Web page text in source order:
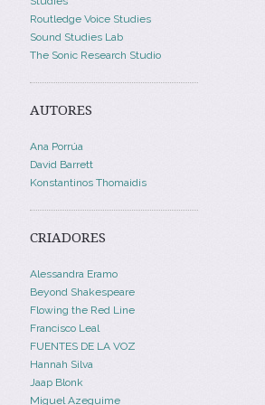
Routledge Voice Studies
Sound Studies Lab
The Sonic Research Studio
AUTORES
Ana Porrúa
David Barrett
Konstantinos Thomaidis
CRIADORES
Alessandra Eramo
Beyond Shakespeare
Flowing the Red Line
Francisco Leal
FUENTES DE LA VOZ
Hannah Silva
Jaap Blonk
Miguel Azeguime